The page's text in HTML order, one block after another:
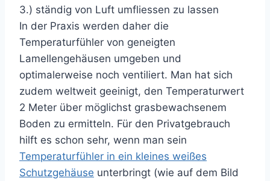
3.) ständig von Luft umfliessen zu lassen
In der Praxis werden daher die
Temperaturfühler von geneigten
Lamellengehäusen umgeben und
optimalerweise noch ventiliert. Man hat sich
zudem weltweit geeinigt, den Temperaturwert
2 Meter über möglichst grasbewachsenem
Boden zu ermitteln. Für den Privatgebrauch
hilft es schon sehr, wenn man sein
Temperaturfühler in ein kleines weißes
Schutzgehäuse unterbringt (wie auf dem Bild